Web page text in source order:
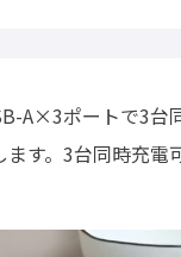
A×3ポートで3台
す。3台同時充電